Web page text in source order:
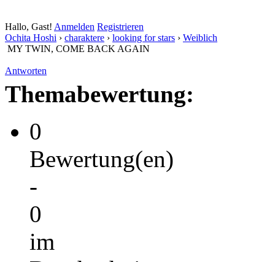
Hallo, Gast! Anmelden Registrieren
Ochita Hoshi › charaktere › looking for stars › Weiblich
MY TWIN, COME BACK AGAIN
Antworten
Themabewertung:
0
Bewertung(en)
-
0
im